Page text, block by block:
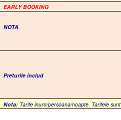
EARLY BOOKING
NOTA
Preturile includ
Nota: Tarife inuro/persoana/noapte. Tarifele